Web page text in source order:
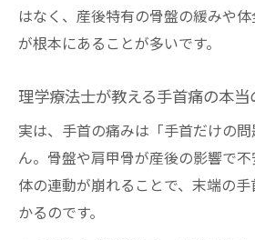
はなく、産後特有の骨盤の緩みや
が根本にあることが多いです。
理学療法士が教える手首痛の本当
実は、手首の痛みは「手首だけの
ん。骨盤や肩甲骨が産後の影響で
体の連動が崩れることで、末端の
かるのです。